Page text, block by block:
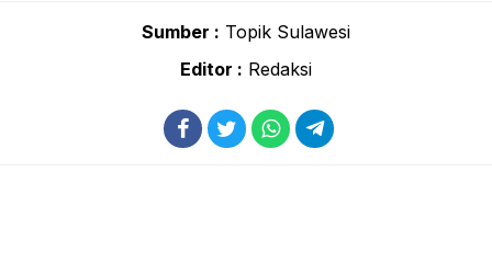
Sumber : Topik Sulawesi
Editor : Redaksi